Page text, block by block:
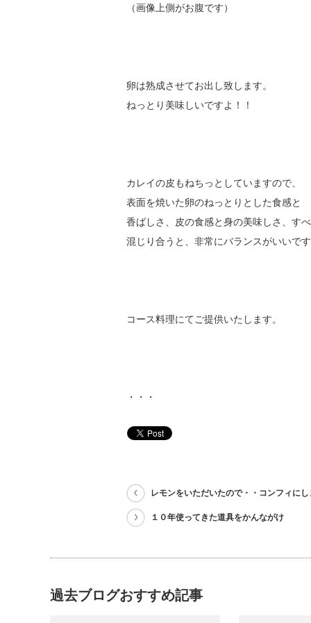
（画像上側がお腹です）
卵は熟成させてお出し致します。
ねっとり美味しいですよ！！
カレイの皮もねちっとしていますので、
表面を焼いた卵のねっとりとした食感と
香ばしさ、皮の食感と身の美味しさ、す
混じり合うと、非常にバランスがいいで
コース料理にてご提供いたします。
・・・
レモンをいただいたので・・コンフィにし
１０年使ってきた道具をかんながけ
過去ブログおすすめ記事